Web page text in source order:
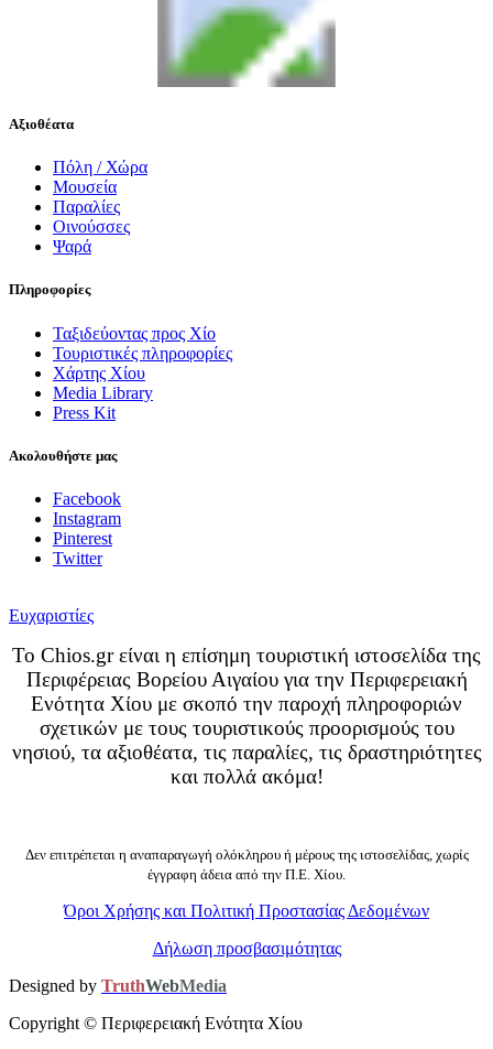
Αξιοθέατα
Πόλη / Χώρα
Μουσεία
Παραλίες
Οινούσσες
Ψαρά
Πληροφορίες
Ταξιδεύοντας προς Χίο
Τουριστικές πληροφορίες
Χάρτης Χίου
Media Library
Press Kit
Ακολουθήστε μας
Facebook
Instagram
Pinterest
Twitter
Ευχαριστίες
Το Chios.gr είναι η επίσημη τουριστική ιστοσελίδα της
Περιφέρειας Βορείου Αιγαίου για την Περιφερειακή
Ενότητα Χίου με σκοπό την παροχή πληροφοριών
σχετικών με τους τουριστικούς προορισμούς του
νησιού, τα αξιοθέατα, τις παραλίες, τις δραστηριότητες
και πολλά ακόμα!
Δεν επιτρέπεται η αναπαραγωγή ολόκληρου ή μέρους της ιστοσελίδας, χωρίς
έγγραφη άδεια από την Π.Ε. Χίου.
Όροι Χρήσης και Πολιτική Προστασίας Δεδομένων
Δήλωση προσβασιμότητας
Designed by TruthWebMedia
Copyright © Περιφερειακή Ενότητα Χίου